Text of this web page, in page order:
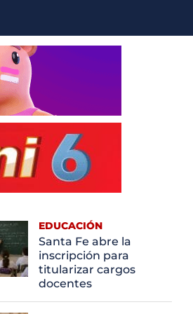
EDUCACIÓN
Santa Fe abre la
inscripción para
titularizar cargos
docentes